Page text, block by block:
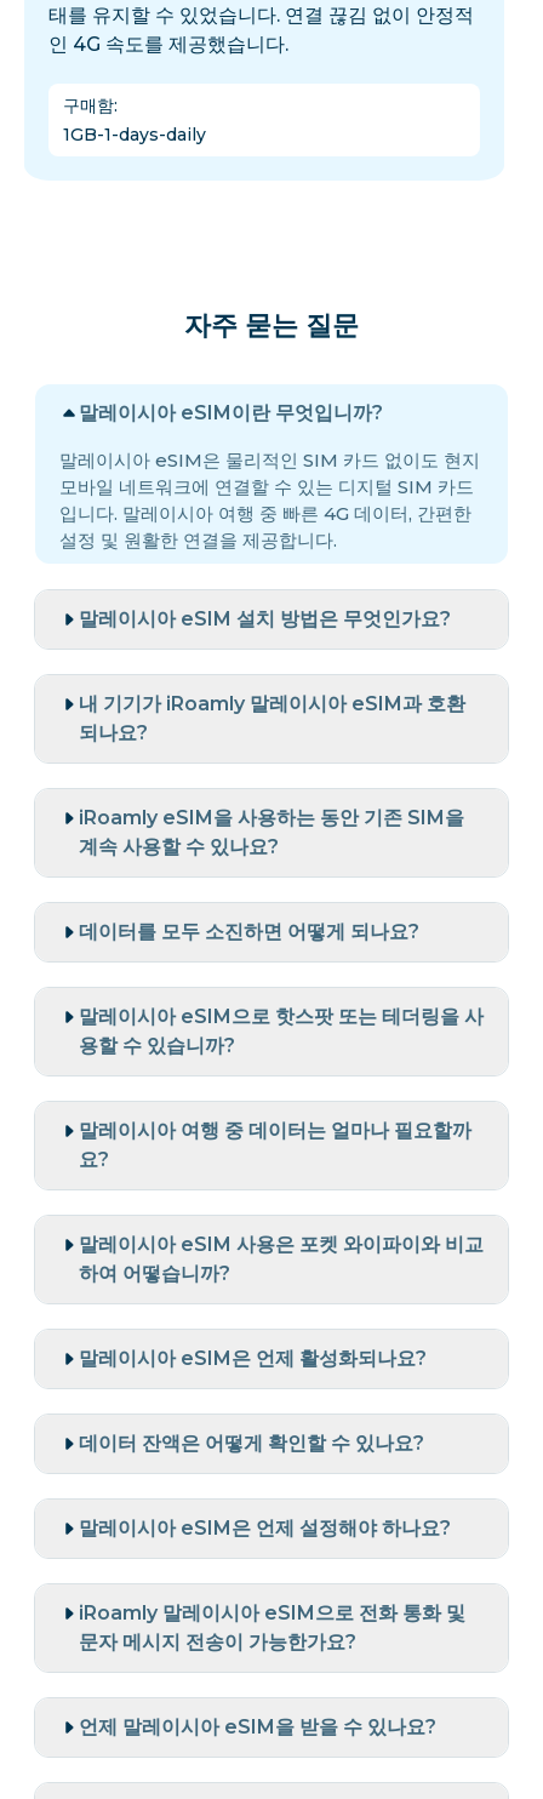
태를 유지할 수 있었습니다. 연결 끊김 없이 안정적
인 4G 속도를 제공했습니다.
구매함:
1GB-1-days-daily
자주 묻는 질문
말레이시아 eSIM이란 무엇입니까?
말레이시아 eSIM은 물리적인 SIM 카드 없이도 현지
모바일 네트워크에 연결할 수 있는 디지털 SIM 카드
입니다. 말레이시아 여행 중 빠른 4G 데이터, 간편한
설정 및 원활한 연결을 제공합니다.
말레이시아 eSIM 설치 방법은 무엇인가요?
내 기기가 iRoamly 말레이시아 eSIM과 호환
되나요?
iRoamly eSIM을 사용하는 동안 기존 SIM을
계속 사용할 수 있나요?
데이터를 모두 소진하면 어떻게 되나요?
말레이시아 eSIM으로 핫스팟 또는 테더링을 사
용할 수 있습니까?
말레이시아 여행 중 데이터는 얼마나 필요할까
요?
말레이시아 eSIM 사용은 포켓 와이파이와 비교
하여 어떻습니까?
말레이시아 eSIM은 언제 활성화되나요?
데이터 잔액은 어떻게 확인할 수 있나요?
말레이시아 eSIM은 언제 설정해야 하나요?
iRoamly 말레이시아 eSIM으로 전화 통화 및
문자 메시지 전송이 가능한가요?
언제 말레이시아 eSIM을 받을 수 있나요?